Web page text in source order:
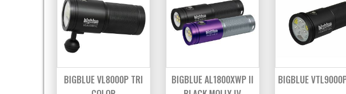
BIGBLUE VL8000P TRI
BIGBLUE AL1800XWP II
BIGBLUE